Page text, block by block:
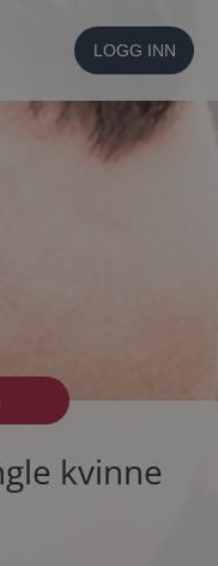
LOGG INN
kvinne